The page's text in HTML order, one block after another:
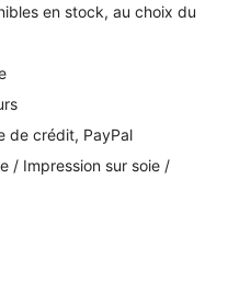
en stock, au choix du
de crédit, PayPal
/ Impression sur soie /